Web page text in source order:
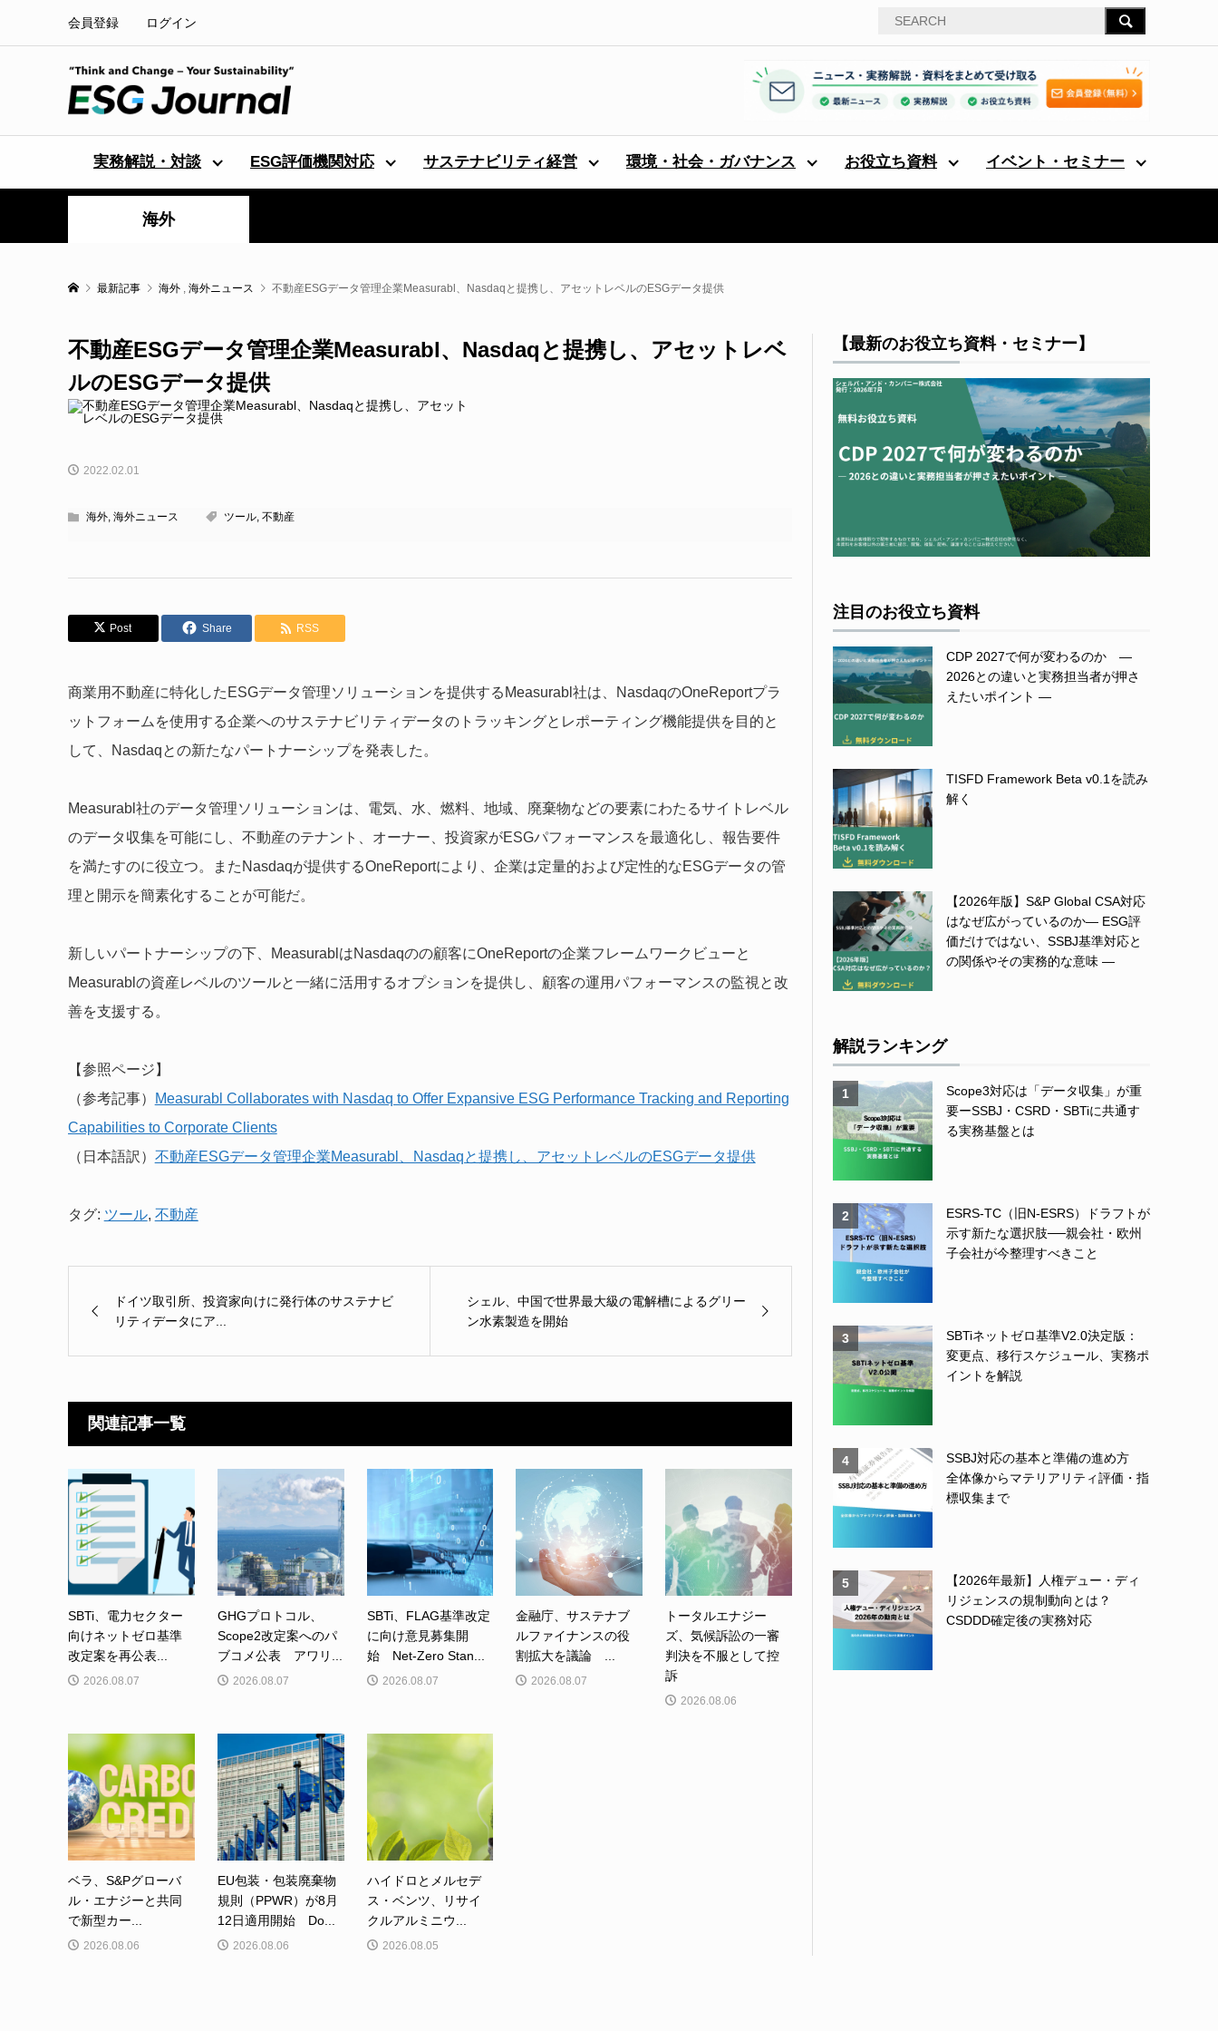
会員登録 ログイン
実務解説・対談 ESG評価機関対応 サステナビリティ経営 環境・社会・ガバナンス お役立ち資料 イベント・セミナー
海外
最新記事 海外 , 海外ニュース 不動産ESGデータ管理企業Measurabl、Nasdaqと提携し、アセットレベルのESGデータ提供
不動産ESGデータ管理企業Measurabl、Nasdaqと提携し、アセットレベ
ルのESGデータ提供
2022.02.01
海外, 海外ニュース ツール, 不動産
Post Share RSS
商業用不動産に特化したESGデータ管理ソリューションを提供するMeasurabl社は、NasdaqのOneReportプラ
ットフォームを使用する企業へのサステナビリティデータのトラッキングとレポーティング機能提供を目的と
して、Nasdaqとの新たなパートナーシップを発表した。
Measurabl社のデータ管理ソリューションは、電気、水、燃料、地域、廃棄物などの要素にわたるサイトレベル
のデータ収集を可能にし、不動産のテナント、オーナー、投資家がESGパフォーマンスを最適化し、報告要件
を満たすのに役立つ。またNasdaqが提供するOneReportにより、企業は定量的および定性的なESGデータの管
理と開示を簡素化することが可能だ。
新しいパートナーシップの下、MeasurablはNasdaqのの顧客にOneReportの企業フレームワークビューと
Measurablの資産レベルのツールと一緒に活用するオプションを提供し、顧客の運用パフォーマンスの監視と改
善を支援する。
【参照ページ】
（参考記事）
Measurabl Collaborates with Nasdaq to Offer Expansive ESG Performance Tracking and Reporting
Capabilities to Corporate Clients
（日本語訳） 不動産ESGデータ管理企業Measurabl、Nasdaqと提携し、アセットレベルのESGデータ提供
タグ: ツール, 不動産
ドイツ取引所、投資家向けに発行体のサステナビ
リティデータにア...
シェル、中国で世界最大級の電解槽によるグリー
ン水素製造を開始
関連記事一覧
SBTi、電力セクター
向けネットゼロ基準
改定案を再公表...
2026.08.07
GHGプロトコル、
Scope2改定案へのパ
ブコメ公表 アワリ...
2026.08.07
SBTi、FLAG基準改定
に向け意見募集開
始 Net-Zero Stan...
2026.08.07
金融庁、サステナブ
ルファイナンスの役
割拡大を議論 ...
2026.08.07
トータルエナジー
ズ、気候訴訟の一審
判決を不服として控
訴
2026.08.06
ベラ、S&Pグローバ
ル・エナジーと共同
で新型カー...
2026.08.06
EU包装・包装廃棄物
規則（PPWR）が8月
12日適用開始 Do...
2026.08.06
ハイドロとメルセデ
ス・ベンツ、リサイ
クルアルミニウ...
2026.08.05
【最新のお役立ち資料・セミナー】
注目のお役立ち資料
CDP 2027で何が変わるのか ―
2026との違いと実務担当者が押さ
えたいポイント ―
TISFD Framework Beta v0.1を読み
解く
【2026年版】S&P Global CSA対応
はなぜ広がっているのか― ESG評
価だけではない、SSBJ基準対応と
の関係やその実務的な意味 ―
解説ランキング
1
Scope3対応は「データ収集」が重
要ーSSBJ・CSRD・SBTiに共通す
る実務基盤とは
2
ESRS-TC（旧N-ESRS）ドラフトが
示す新たな選択肢──親会社・欧州
子会社が今整理すべきこと
3
SBTiネットゼロ基準V2.0決定版：
変更点、移行スケジュール、実務ポ
イントを解説
4
SSBJ対応の基本と準備の進め方
全体像からマテリアリティ評価・指
標収集まで
5
【2026年最新】人権デュー・ディ
リジェンスの規制動向とは？
CSDDD確定後の実務対応